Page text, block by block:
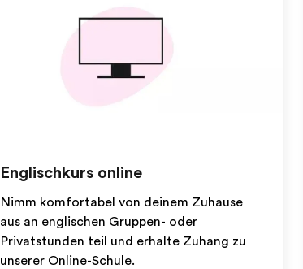
Englischkurs online
Nimm komfortabel von deinem Zuhause
aus an englischen Gruppen- oder
Privatstunden teil und erhalte Zuhang zu
unserer Online-Schule.